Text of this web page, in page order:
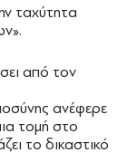
ταχύτητα
από τον
ανέφερε
τομή στο
το δικαστικό